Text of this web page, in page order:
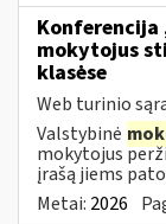
Konferencija
mokytojus
klasėse
Web turinio
Valstybinė
mokytojus
įrašą jiems
Metai: 2026